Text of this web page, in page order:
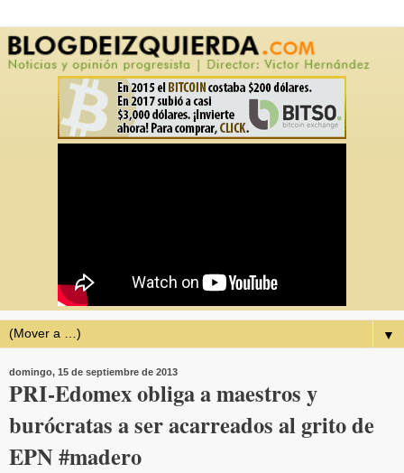
▼
domingo, 15 de septiembre de 2013
PRI-Edomex obliga a maestros y
burócratas a ser acarreados al grito de
EPN #madero